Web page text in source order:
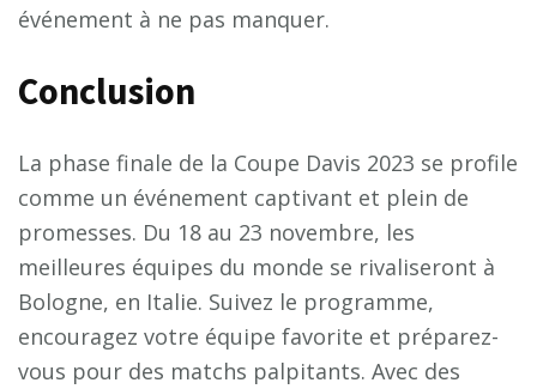
événement à ne pas manquer.
Conclusion
La phase finale de la Coupe Davis 2023 se profile
comme un événement captivant et plein de
promesses. Du 18 au 23 novembre, les
meilleures équipes du monde se rivaliseront à
Bologne, en Italie. Suivez le programme,
encouragez votre équipe favorite et préparez-
vous pour des matchs palpitants. Avec des